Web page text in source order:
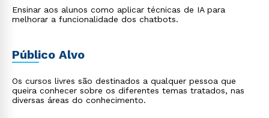
Ensinar aos alunos como aplicar técnicas de IA para
melhorar a funcionalidade dos chatbots.
Público Alvo
Os cursos livres são destinados a qualquer pessoa que
queira conhecer sobre os diferentes temas tratados, nas
diversas áreas do conhecimento.